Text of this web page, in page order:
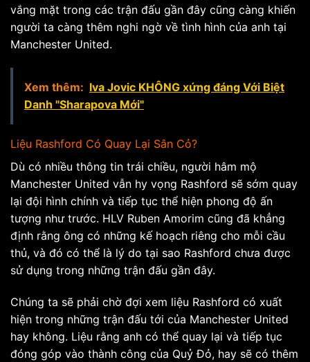
vắng mặt trong các trận đấu gần đây cũng càng khiến
người ta càng thêm nghi ngờ về tình hình của anh tại
Manchester United.
Xem thêm: Iva Jovic KHÔNG xứng đáng Với Biệt
Danh "Sharapova Mới"
Liệu Rashford Có Quay Lại Sân Cỏ?
Dù có nhiều thông tin trái chiều, người hâm mộ
Manchester United vẫn hy vọng Rashford sẽ sớm quay
lại đội hình chính và tiếp tục thể hiện phong độ ấn
tượng như trước. HLV Ruben Amorim cũng đã khẳng
định rằng ông có những kế hoạch riêng cho mỗi cầu
thủ, và đó có thể là lý do tại sao Rashford chưa được
sử dụng trong những trận đấu gần đây.
Chúng ta sẽ phải chờ đợi xem liệu Rashford có xuất
hiện trong những trận đấu tới của Manchester United
hay không. Liệu rằng anh có thể quay lại và tiếp tục
đóng góp vào thành công của Quỷ Đỏ, hay sẽ có thêm